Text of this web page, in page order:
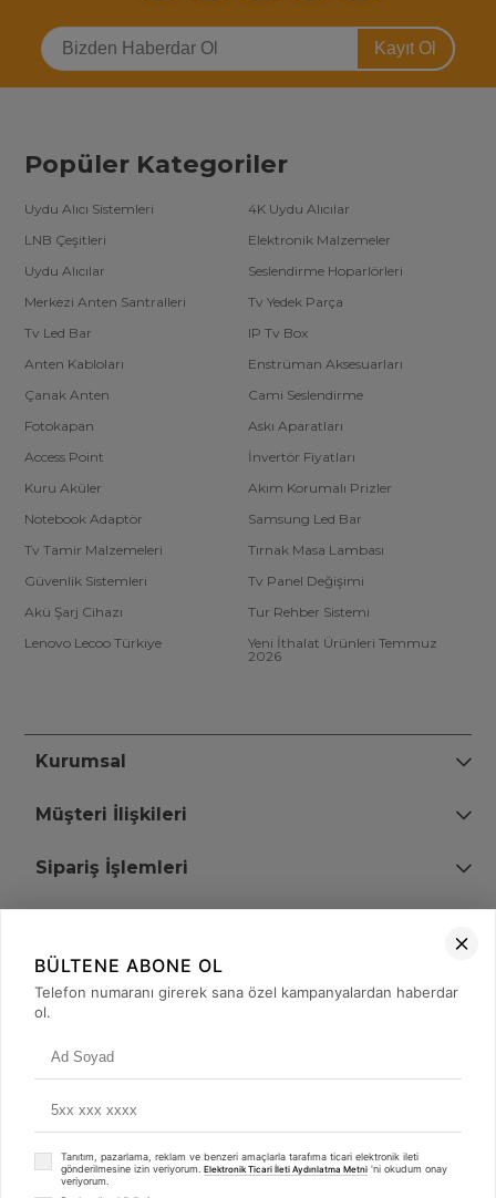
Kayıt Ol
Popüler Kategoriler
Uydu Alıcı Sistemleri
4K Uydu Alıcılar
LNB Çeşitleri
Elektronik Malzemeler
Uydu Alıcılar
Seslendirme Hoparlörleri
Merkezi Anten Santralleri
Tv Yedek Parça
Tv Led Bar
IP Tv Box
Anten Kabloları
Enstrüman Aksesuarları
Çanak Anten
Cami Seslendirme
Fotokapan
Askı Aparatları
Access Point
İnvertör Fiyatları
Kuru Aküler
Akım Korumalı Prizler
Notebook Adaptör
Samsung Led Bar
Tv Tamir Malzemeleri
Tırnak Masa Lambası
Güvenlik Sistemleri
Tv Panel Değişimi
Akü Şarj Cihazı
Tur Rehber Sistemi
Lenovo Lecoo Türkiye
Yeni İthalat Ürünleri Temmuz
2026
Kurumsal
Müşteri İlişkileri
Sipariş İşlemleri
+90 (850) 473 08 08
BÜLTENE ABONE OL
Telefon numaranı girerek sana özel kampanyalardan haberdar
ol.
Tanıtım, pazarlama, reklam ve benzeri amaçlarla tarafıma ticari elektronik ileti
gönderilmesine izin veriyorum. Elektronik Ticari İleti Aydınlatma Metni 'ni okudum onay
veriyorum.